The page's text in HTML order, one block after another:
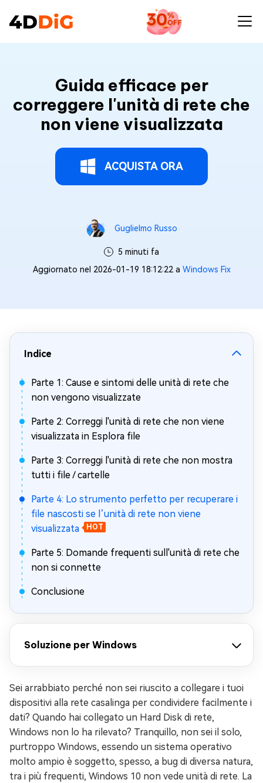
Guida efficace per
correggere l'unità di rete che
non viene visualizzata
ACQUISTA ORA
Guglielmo Russo
5 minuti fa
Aggiornato nel 2026-01-19 18:12:22 a Windows Fix
Indice
Parte 1: Cause e sintomi delle unità di rete che
non vengono visualizzate
Parte 2: Correggi l'unità di rete che non viene
visualizzata in Esplora file
Parte 3: Correggi l'unità di rete che non mostra
tutti i file / cartelle
Parte 4: Lo strumento perfetto per recuperare i
file nascosti se l’unità di rete non viene
visualizzata
HOT
Parte 5: Domande frequenti sull'unità di rete che
non si connette
Conclusione
Soluzione per Windows
Sei arrabbiato perché non sei riuscito a collegare i tuoi
dispositivi alla rete casalinga per condividere facilmente i
dati? Quando hai collegato un Hard Disk di rete,
Windows non lo ha rilevato? Tranquillo, non sei il solo,
purtroppo Windows, essendo un sistema operativo
molto ampio è soggetto, spesso, a bug di diversa natura,
tra i più frequenti, Windows 10 non vede unità di rete. La